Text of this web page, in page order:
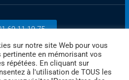
69 11 19 75
Payez en ligne
sur notre site Web pour vous
en mémorisant vos
répétées. En cliquant sur
à l'utilisation de TOUS les